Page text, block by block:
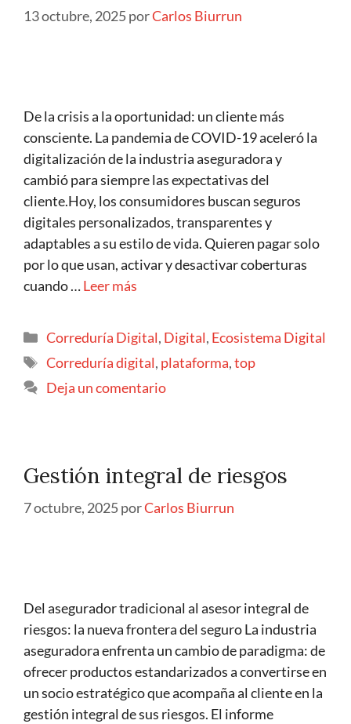
13 octubre, 2025porCarlos Biurrun
De la crisis a la oportunidad: un cliente más
consciente. La pandemia de COVID-19 aceleró la
digitalización de la industria aseguradora y
cambió para siempre las expectativas del
cliente.Hoy, los consumidores buscan seguros
digitales personalizados, transparentes y
adaptables a su estilo de vida. Quieren pagar solo
por lo que usan, activar y desactivar coberturas
cuando …Leer más
Correduría Digital, Digital, Ecosistema Digital
Correduría digital, plataforma,top
Deja un comentario
Gestión integral de riesgos
7 octubre, 2025porCarlos Biurrun
Del asegurador tradicional al asesor integral de
riesgos: la nueva frontera del seguro La industria
aseguradora enfrenta un cambio de paradigma: de
ofrecer productos estandarizados a convertirse en
un socio estratégico que acompaña al cliente en la
gestión integral de sus riesgos. El informe